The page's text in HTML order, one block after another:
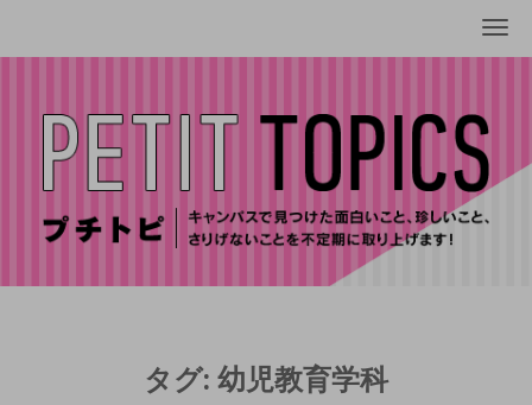
タグ: 幼児教育学科